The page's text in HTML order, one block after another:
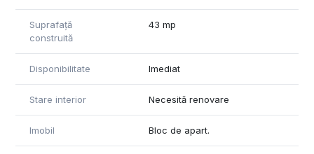
Suprafață
construită
43 mp
Disponibilitate Imediat
Stare interior Necesită renovare
Imobil Bloc de apart.